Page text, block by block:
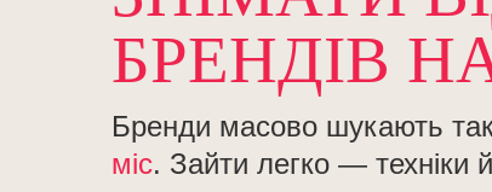
Бренди масово шукають
міс. Зайти легко — техніки й
БРЕНДІВ